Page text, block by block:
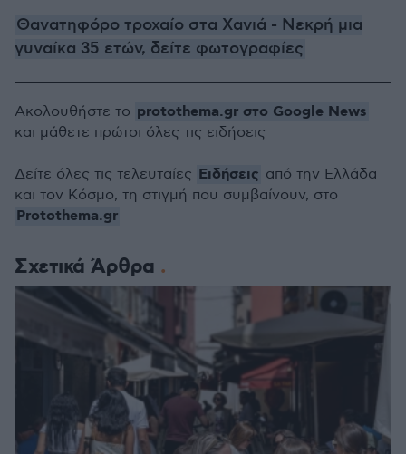
Θανατηφόρο τροχαίο στα Χανιά - Νεκρή μια
γυναίκα 35 ετών, δείτε φωτογραφίες
Σχετικά Άρθρα
Ακολουθήστε το protothema.gr στο Google News
και μάθετε πρώτοι όλες τις ειδήσεις
Δείτε όλες τις τελευταίες Ειδήσεις από την Ελλάδα
και τον Κόσμο, τη στιγμή που συμβαίνουν, στο
Protothema.gr